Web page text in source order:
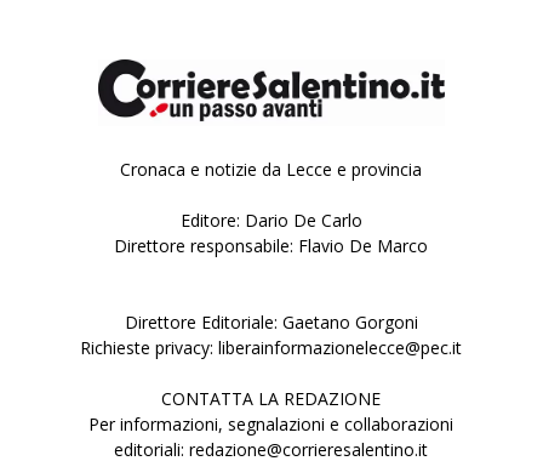
Cronaca e notizie da Lecce e provincia
Editore: Dario De Carlo
Direttore responsabile: Flavio De Marco
Direttore Editoriale: Gaetano Gorgoni
Richieste privacy: liberainformazionelecce@pec.it
CONTATTA LA REDAZIONE
Per informazioni, segnalazioni e collaborazioni
editoriali: redazione@corrieresalentino.it